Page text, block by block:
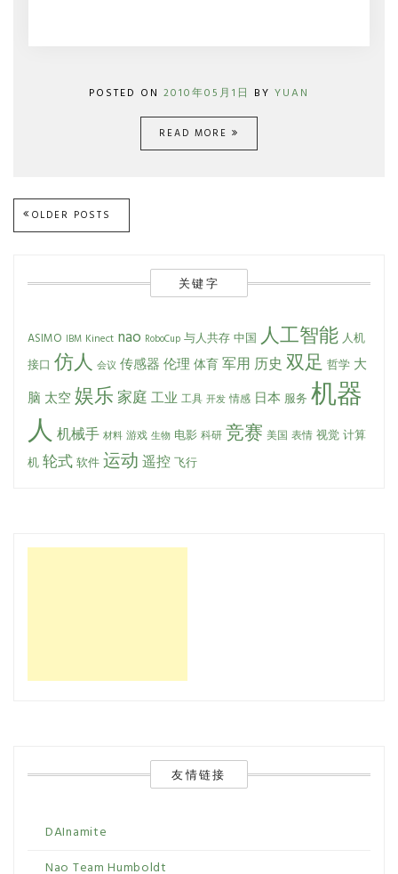
POSTED ON 2010年05月1日 BY YUAN
READ MORE
Posts
OLDER POSTS
关键字
ASIMO IBM Kinect nao RoboCup 与人共存 中国 人工智能人机
接口 仿人 会议 传感器 伦理体育军用 历史 双足 哲学 大
脑 太空娱乐家庭 工业 工具 开发 情感 日本 服务 机器
人机械手 材料 游戏 生物 电影 科研 竞赛 美国 表情 视觉 计算
机 轮式软件运动 遥控 飞行
友情链接
DAInamite
Nao Team Humboldt